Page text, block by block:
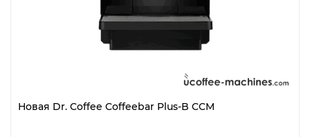
Новая Dr. Coffee Coffeebar Plus-B CCM